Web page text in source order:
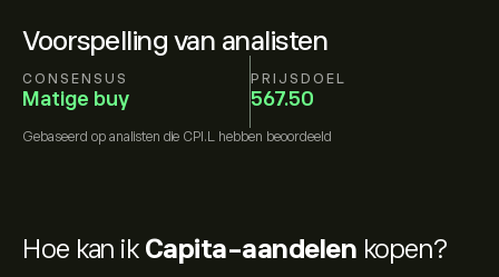
Voorspelling van analisten
CONSENSUS
Matige buy
PRIJSDOEL
567.50
Gebaseerd op analisten die CPI.L hebben beoordeeld
Hoe kan ik Capita-aandelen kopen?